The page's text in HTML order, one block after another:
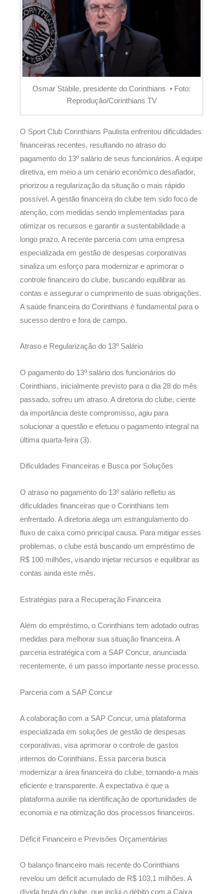
Osmar Stábile, presidente do Corinthians • Foto:
Reprodução/Corinthians TV
O Sport Club Corinthians Paulista enfrentou dificuldades
financeiras recentes, resultando no atraso do
pagamento do 13º salário de seus funcionários. A equipe
diretiva, em meio a um cenário econômico desafiador,
priorizou a regularização da situação o mais rápido
possível. A gestão financeira do clube tem sido foco de
atenção, com medidas sendo implementadas para
otimizar os recursos e garantir a sustentabilidade a
longo prazo. A recente parceria com uma empresa
especializada em gestão de despesas corporativas
sinaliza um esforço para modernizar e aprimorar o
controle financeiro do clube, buscando equilibrar as
contas e assegurar o cumprimento de suas obrigações.
A saúde financeira do Corinthians é fundamental para o
sucesso dentro e fora de campo.
Atraso e Regularização do 13º Salário
O pagamento do 13º salário dos funcionários do
Corinthians, inicialmente previsto para o dia 28 do mês
passado, sofreu um atraso. A diretoria do clube, ciente
da importância deste compromisso, agiu para
solucionar a questão e efetuou o pagamento integral na
última quarta-feira (3).
Dificuldades Financeiras e Busca por Soluções
O atraso no pagamento do 13º salário refletiu as
dificuldades financeiras que o Corinthians tem
enfrentado. A diretoria alega um estrangulamento do
fluxo de caixa como principal causa. Para mitigar esses
problemas, o clube está buscando um empréstimo de
R$ 100 milhões, visando injetar recursos e equilibrar as
contas ainda este mês.
Estratégias para a Recuperação Financeira
Além do empréstimo, o Corinthians tem adotado outras
medidas para melhorar sua situação financeira. A
parceria estratégica com a SAP Concur, anunciada
recentemente, é um passo importante nesse processo.
Parceria com a SAP Concur
A colaboração com a SAP Concur, uma plataforma
especializada em soluções de gestão de despesas
corporativas, visa aprimorar o controle de gastos
internos do Corinthians. Essa parceria busca
modernizar a área financeira do clube, tornando-a mais
eficiente e transparente. A expectativa é que a
plataforma auxilie na identificação de oportunidades de
economia e na otimização dos processos financeiros.
Déficit Financeiro e Previsões Orçamentárias
O balanço financeiro mais recente do Corinthians
revelou um déficit acumulado de R$ 103,1 milhões. A
dívida bruta do clube, que inclui o débito com a Caixa